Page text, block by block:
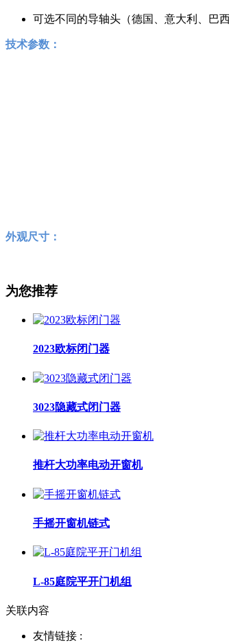
可选不同的导轴头（德国、意大利、巴西
技术参数：
外观尺寸：
为您推荐
2023欧标闭门器
3023隐藏式闭门器
推杆大功率电动开窗机
手摇开窗机链式
L-85庭院平开门机组
关联内容
友情链接 :